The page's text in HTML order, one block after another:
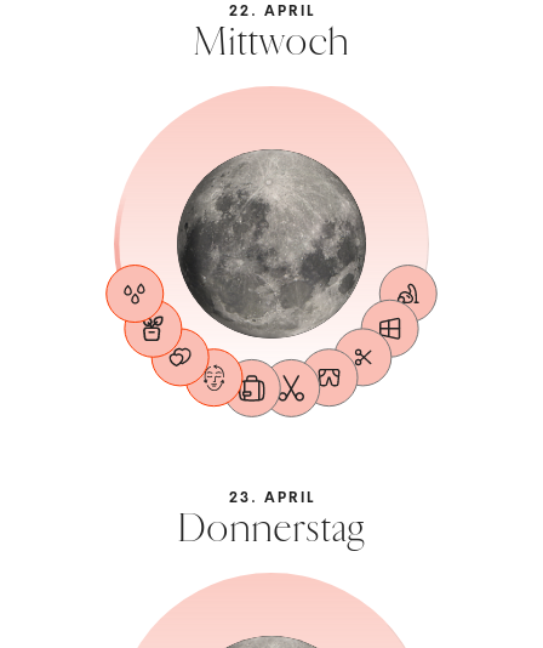
22. APRIL
Mittwoch
23. APRIL
Donnerstag